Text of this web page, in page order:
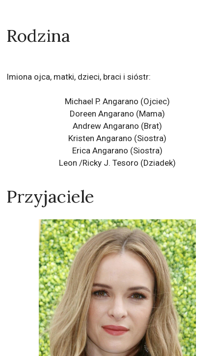
Rodzina
Imiona ojca, matki, dzieci, braci i sióstr:
Michael P. Angarano (Ojciec)
Doreen Angarano (Mama)
Andrew Angarano (Brat)
Kristen Angarano (Siostra)
Erica Angarano (Siostra)
Leon /Ricky J. Tesoro (Dziadek)
Przyjaciele